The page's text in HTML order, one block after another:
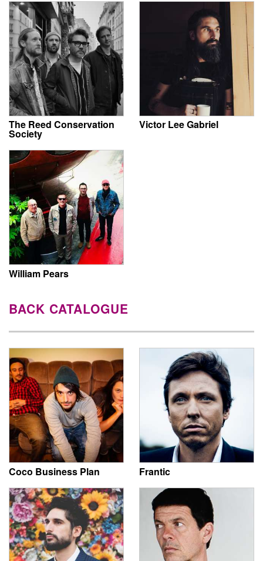
The Reed Conservation
Society
Victor Lee Gabriel
William Pears
BACK CATALOGUE
Coco Business Plan Frantic